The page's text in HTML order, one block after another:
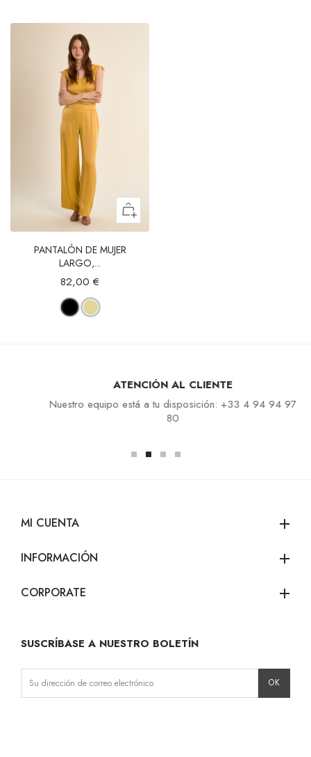
PANTALÓN DE MUJER
LARGO,...
82,00 €
ATENCIÓN AL CLIENTE
Nuestro equipo está a tu disposición: +33 4 94 94 97
MI CUENTA add
INFORMACIÓN add
CORPORATE add
SUSCRÍBASE A NUESTRO BOLETÍN